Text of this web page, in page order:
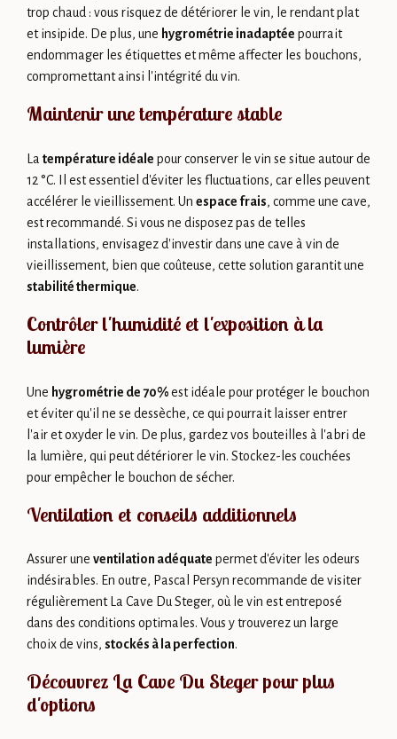
trop chaud : vous risquez de détériorer le vin, le rendant plat
et insipide. De plus, une hygrométrie inadaptée pourrait
endommager les étiquettes et même affecter les bouchons,
compromettant ainsi l'intégrité du vin.
Maintenir une température stable
La température idéale pour conserver le vin se situe autour de
12 °C. Il est essentiel d'éviter les fluctuations, car elles peuvent
accélérer le vieillissement. Un espace frais, comme une cave,
est recommandé. Si vous ne disposez pas de telles
installations, envisagez d'investir dans une cave à vin de
vieillissement, bien que coûteuse, cette solution garantit une
stabilité thermique.
Contrôler l'humidité et l'exposition à la
lumière
Une hygrométrie de 70%est idéale pour protéger le bouchon
et éviter qu'il ne se dessèche, ce qui pourrait laisser entrer
l'air et oxyder le vin. De plus, gardez vos bouteilles à l'abri de
la lumière, qui peut détériorer le vin. Stockez-les couchées
pour empêcher le bouchon de sécher.
Ventilation et conseils additionnels
Assurer une ventilation adéquate permet d'éviter les odeurs
indésirables. En outre, Pascal Persyn recommande de visiter
régulièrement La Cave Du Steger, où le vin est entreposé
dans des conditions optimales. Vous y trouverez un large
choix de vins, stockés à la perfection.
Découvrez La Cave Du Steger pour plus
d'options